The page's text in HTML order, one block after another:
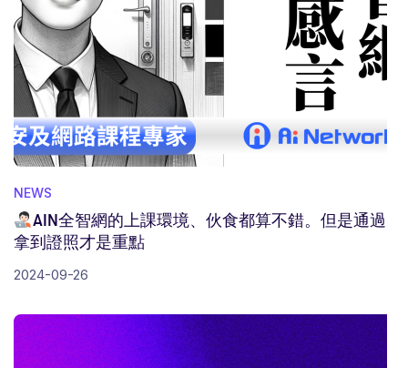
NEWS
AIN全智網的上課環境、伙食都算不錯。但是通過
拿到證照才是重點
2024-09-26